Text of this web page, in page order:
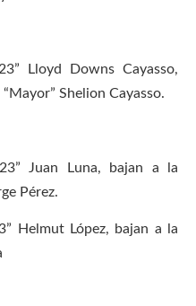
Lloyd Downs Cayasso,
Shelion Cayasso.
Juan Luna, bajan a la
Pérez.
Helmut López, bajan a la